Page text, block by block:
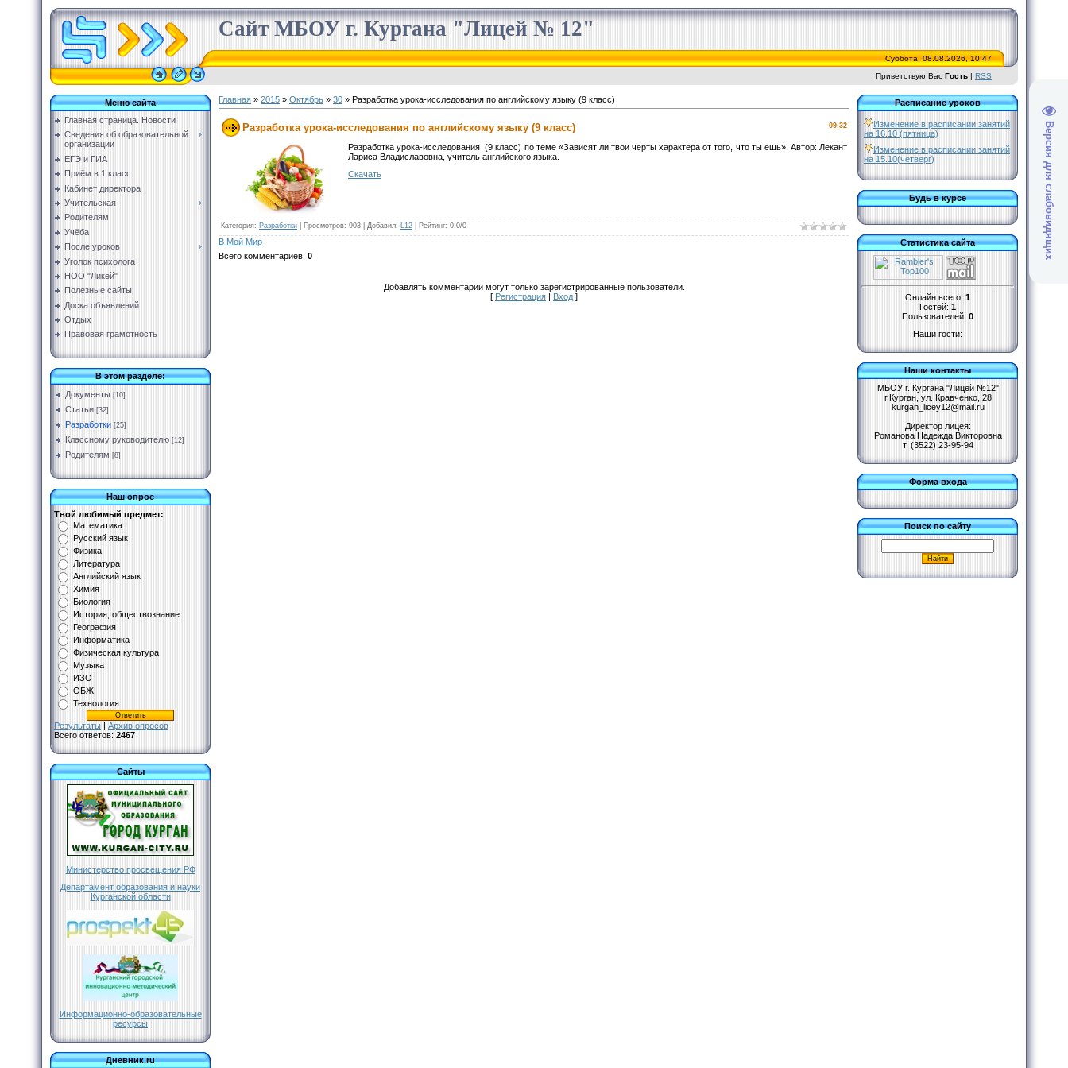
Версия для слабовидящих
Сайт МБОУ г. Кургана "Лицей № 12"
Суббота, 08.08.2026, 10:47
Приветствую Вас Гость | RSS
Меню сайта
Главная страница. Новости
Сведения об образовательной
организации
ЕГЭ и ГИА
Приём в 1 класс
Кабинет директора
Учительская
Родителям
Учёба
После уроков
Уголок психолога
НОО "Ликей"
Полезные сайты
Доска объявлений
Отдых
Правовая грамотность
В этом разделе:
Документы [10]
Статьи [32]
Разработки [25]
Классному руководителю [12]
Родителям [8]
Наш опрос
Твой любимый предмет:
Математика
Русский язык
Физика
Литература
Английский язык
Химия
Биология
История, обществознание
География
Информатика
Физическая культура
Музыка
ИЗО
ОБЖ
Технология
Результаты | Архив опросов
Всего ответов: 2467
Сайты
Министерство просвещения РФ
Департамент образования и науки
Курганской области
Информационно-образовательные
ресурсы
Дневник.ru
Главная » 2015 » Октябрь » 30 » Разработка урока-исследования по английскому языку (9 класс)
09:32
Разработка урока-исследования по английскому языку (9 класс)
Разработка урока-исследования (9 класс) по теме «Зависят ли твои черты характера от того, что ты ешь». Автор: Лекант
Лариса Владиславовна, учитель английского языка.
Скачать
Категория: Разработки Просмотров: 903 | Добавил: L12 Рейтинг: 0.0/0
В Мой Мир
Всего комментариев: 0
Добавлять комментарии могут только зарегистрированные пользователи.
[ Регистрация | Вход ]
Расписание уроков
Изменение в расписании занятий
на 16.10 (пятница)
Изменение в расписании занятий
на 15.10(четверг)
Будь в курсе
Статистика сайта
Онлайн всего: 1
Гостей: 1
Пользователей: 0
Наши гости:
Наши контакты
МБОУ г. Кургана "Лицей №12"
г.Курган, ул. Кравченко, 28
kurgan_licey12@mail.ru
Директор лицея:
Романова Надежда Викторовна
т. (3522) 23-95-94
Форма входа
Поиск по сайту